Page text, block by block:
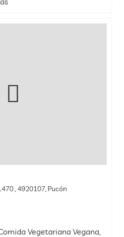
, 4920107, Pucón
Vegetariana Vegana,